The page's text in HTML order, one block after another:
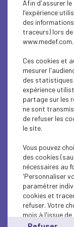
SUSTAINABLE
SUSTAINABLE
SOCIAL
SUSTAINABLE
INTERNATIONAL -
ECONOMY
ECONOMY
INTERNATIONAL -
INTERNATIONAL -
Afin d'assurer
l'expérience
des
traceurs) lors
www.medef.com.
Ces cookies et
mesurer
des statistiques
expérience
partage sur les
ne sont
de refuser les
le site.
Vous pouvez
des cookies
nécessaires au
'Personnaliser
paramétrer
cookies et
refuser. Votre
mois à l'issue
affiché..